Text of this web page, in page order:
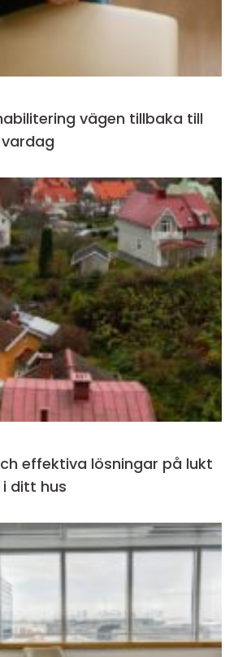
tillbaka till
effektiva lösningar på lukt
ditt hus